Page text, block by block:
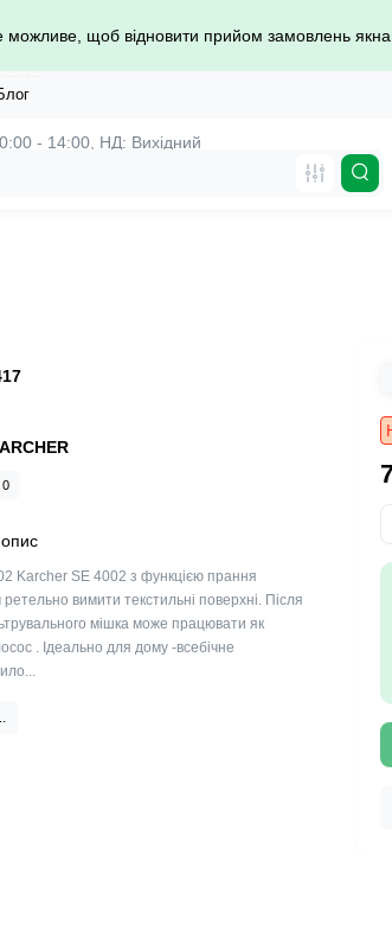
щоб відновити прийом замовлень
- 14:00, НД: Вихідний
0
Karcher SE 4002 з функцією прання
вимити текстильні поверхні. Після
мішка може працювати як
. Ідеально для дому -всебічне